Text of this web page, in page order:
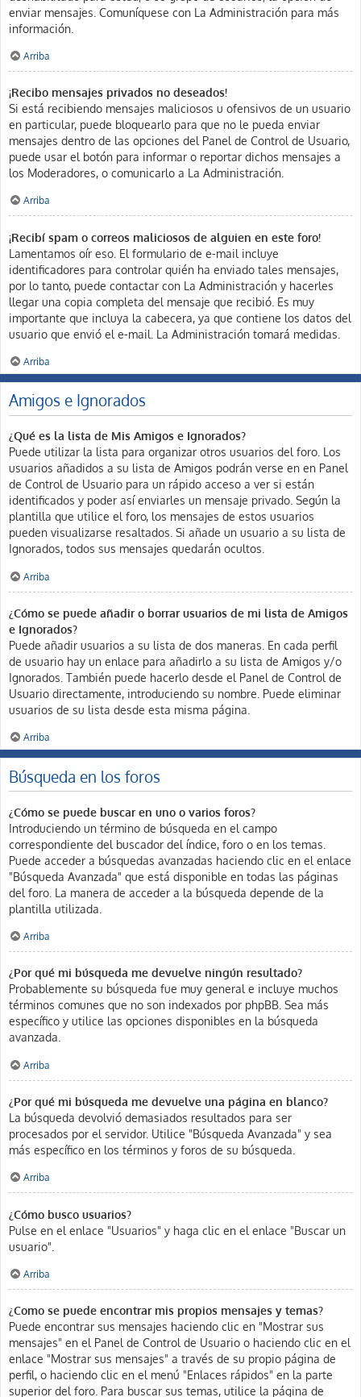
enviar mensajes. Comuníquese con La Administración para más
información.
Arriba
¡Recibo mensajes privados no deseados!
Si está recibiendo mensajes maliciosos u ofensivos de un usuario
en particular, puede bloquearlo para que no le pueda enviar
mensajes dentro de las opciones del Panel de Control de Usuario,
puede usar el botón para informar o reportar dichos mensajes a
los Moderadores, o comunicarlo a La Administración.
Arriba
¡Recibí spam o correos maliciosos de alguien en este foro!
Lamentamos oír eso. El formulario de e-mail incluye
identificadores para controlar quién ha enviado tales mensajes,
por lo tanto, puede contactar con La Administración y hacerles
llegar una copia completa del mensaje que recibió. Es muy
importante que incluya la cabecera, ya que contiene los datos del
usuario que envió el e-mail. La Administración tomará medidas.
Arriba
Amigos e Ignorados
¿Qué es la lista de Mis Amigos e Ignorados?
Puede utilizar la lista para organizar otros usuarios del foro. Los
usuarios añadidos a su lista de Amigos podrán verse en en Panel
de Control de Usuario para un rápido acceso a ver si están
identificados y poder así enviarles un mensaje privado. Según la
plantilla que utilice el foro, los mensajes de estos usuarios
pueden visualizarse resaltados. Si añade un usuario a su lista de
Ignorados, todos sus mensajes quedarán ocultos.
Arriba
¿Cómo se puede añadir o borrar usuarios de mi lista de Amigos
e Ignorados?
Puede añadir usuarios a su lista de dos maneras. En cada perfil
de usuario hay un enlace para añadirlo a su lista de Amigos y/o
Ignorados. También puede hacerlo desde el Panel de Control de
Usuario directamente, introduciendo su nombre. Puede eliminar
usuarios de su lista desde esta misma página.
Arriba
Búsqueda en los foros
¿Cómo se puede buscar en uno o varios foros?
Introduciendo un término de búsqueda en el campo
correspondiente del buscador del índice, foro o en los temas.
Puede acceder a búsquedas avanzadas haciendo clic en el enlace
"Búsqueda Avanzada" que está disponible en todas las páginas
del foro. La manera de acceder a la búsqueda depende de la
plantilla utilizada.
Arriba
¿Por qué mi búsqueda me devuelve ningún resultado?
Probablemente su búsqueda fue muy general e incluye muchos
términos comunes que no son indexados por phpBB. Sea más
específico y utilice las opciones disponibles en la búsqueda
avanzada.
Arriba
¿Por qué mi búsqueda me devuelve una página en blanco?
La búsqueda devolvió demasiados resultados para ser
procesados por el servidor. Utilice "Búsqueda Avanzada" y sea
más específico en los términos y foros de su búsqueda.
Arriba
¿Cómo busco usuarios?
Pulse en el enlace "Usuarios" y haga clic en el enlace "Buscar un
usuario".
Arriba
¿Como se puede encontrar mis propios mensajes y temas?
Puede encontrar sus mensajes haciendo clic en "Mostrar sus
mensajes" en el Panel de Control de Usuario o haciendo clic en el
enlace "Mostrar sus mensajes" a través de su propio página de
perfil, o haciendo clic en el menú "Enlaces rápidos" en la parte
superior del foro. Para buscar sus temas, utilice la página de